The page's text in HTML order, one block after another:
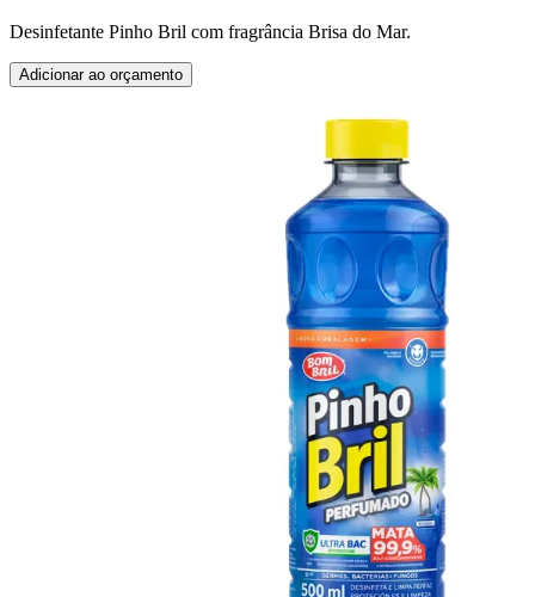
Desinfetante Pinho Bril com fragrância Brisa do Mar.
Adicionar ao orçamento